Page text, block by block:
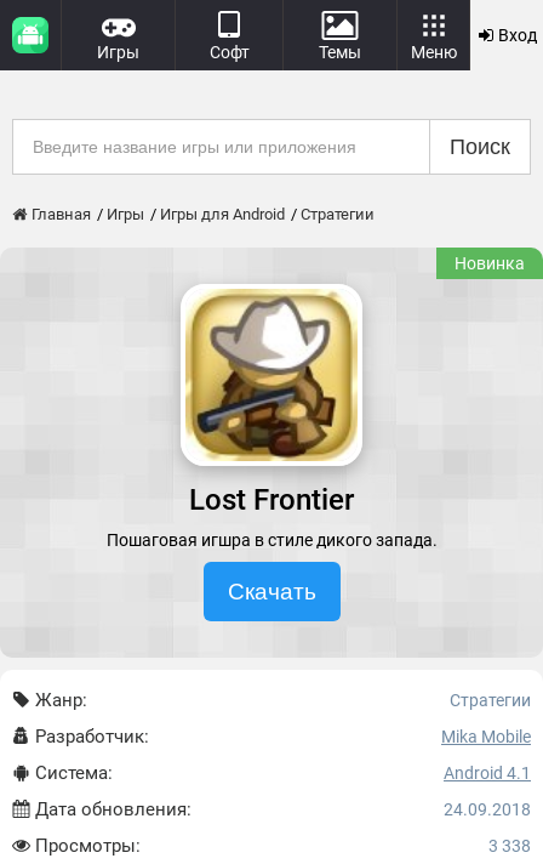
Игры Софт Темы Меню
Вход
Поиск
Главная Игры Игры для Android Стратегии
Новинка
Lost Frontier
Пошаговая игшра в стиле дикого запада.
Скачать
Жанр: Стратегии
Разработчик: Mika Mobile
Система: Android 4.1
Дата обновления: 24.09.2018
Просмотры: 3 338